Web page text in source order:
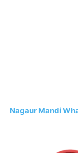
Nagaur Mandi